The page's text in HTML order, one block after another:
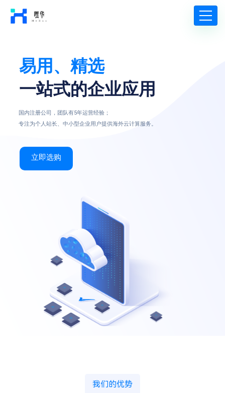
我们的优势